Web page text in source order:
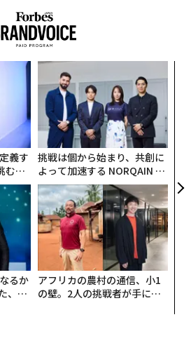
義す
むス
挑戦は個から始まり、共創に
よって加速する NORQAIN JA
PAN 特別座談会
るか
、く
アフリカの農村の通信、小1
の壁。2人の挑戦者が手にし